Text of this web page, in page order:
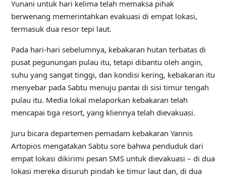
Yunani untuk hari kelima telah memaksa pihak
berwenang memerintahkan evakuasi di empat lokasi,
termasuk dua resor tepi laut.
Pada hari-hari sebelumnya, kebakaran hutan terbatas di
pusat pegunungan pulau itu, tetapi dibantu oleh angin,
suhu yang sangat tinggi, dan kondisi kering, kebakaran itu
menyebar pada Sabtu menuju pantai di sisi timur tengah
pulau itu. Media lokal melaporkan kebakaran telah
mencapai tiga resort, yang kliennya telah dievakuasi.
Juru bicara departemen pemadam kebakaran Yannis
Artopios mengatakan Sabtu sore bahwa penduduk dari
empat lokasi dikirimi pesan SMS untuk dievakuasi – di dua
lokasi mereka disuruh pindah ke timur laut dan, di dua